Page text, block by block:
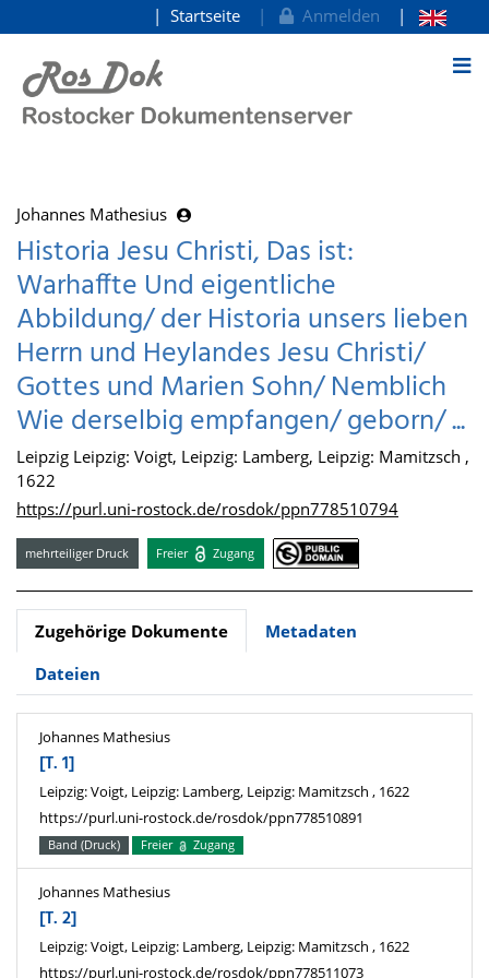
zum Inhalt
Startseite Anmelden
Johannes Mathesius
Historia Jesu Christi, Das ist:
Warhaffte Und eigentliche
Abbildung/ der Historia unsers lieben
Herrn und Heylandes Jesu Christi/
Gottes und Marien Sohn/ Nemblich
Wie derselbig empfangen/ geborn/ ...
Leipzig Leipzig: Voigt, Leipzig: Lamberg, Leipzig: Mamitzsch ,
1622
https://purl.uni-rostock.de/rosdok/ppn778510794
mehrteiliger Druck Freier Zugang
Zugehörige Dokumente
Metadaten
Dateien
Johannes Mathesius
[T. 1]
Leipzig: Voigt, Leipzig: Lamberg, Leipzig: Mamitzsch , 1622
https://purl.uni-rostock.de/rosdok/ppn778510891
Band (Druck) Freier Zugang
Johannes Mathesius
[T. 2]
Leipzig: Voigt, Leipzig: Lamberg, Leipzig: Mamitzsch , 1622
https://purl.uni-rostock.de/rosdok/ppn778511073